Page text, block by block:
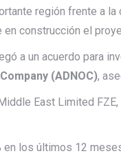
región frente a la
construcción el
a un acuerdo para
(ADNOC),
East Limited
en los últimos 12